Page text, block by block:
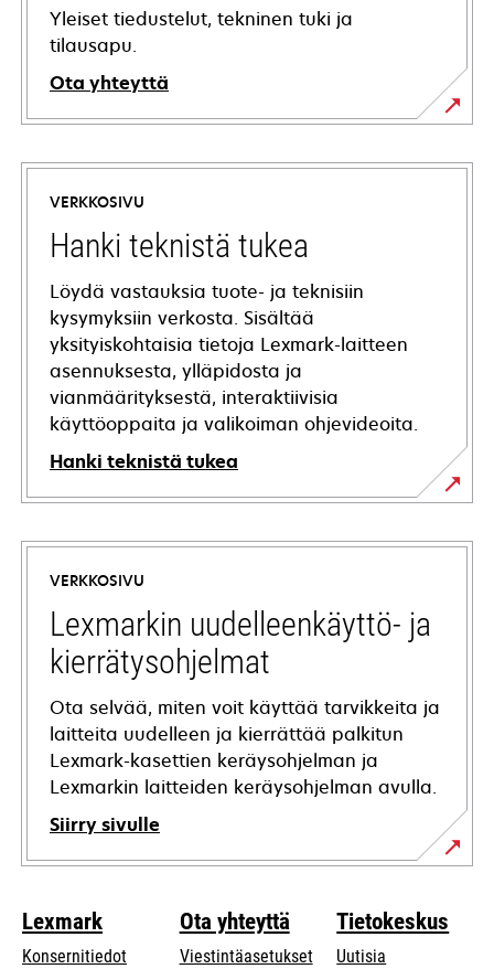
Yleiset tiedustelut, tekninen tuki ja
tilausapu.
Ota yhteyttä
VERKKOSIVU
Hanki teknistä tukea
Löydä vastauksia tuote- ja teknisiin
kysymyksiin verkosta. Sisältää
yksityiskohtaisia tietoja Lexmark-laitteen
asennuksesta, ylläpidosta ja
vianmäärityksestä, interaktiivisia
käyttöoppaita ja valikoiman ohjevideoita.
Hanki teknistä tukea
opens
in
new
tab
VERKKOSIVU
Lexmarkin uudelleenkäyttö- ja
kierrätysohjelmat
Ota selvää, miten voit käyttää tarvikkeita ja
laitteita uudelleen ja kierrättää palkitun
Lexmark-kasettien keräysohjelman ja
Lexmarkin laitteiden keräysohjelman avulla.
Siirry sivulle
Lexmark
Konsernitiedot
Ota yhteyttä
Viestintäasetukset
Tietokeskus
Uutisia